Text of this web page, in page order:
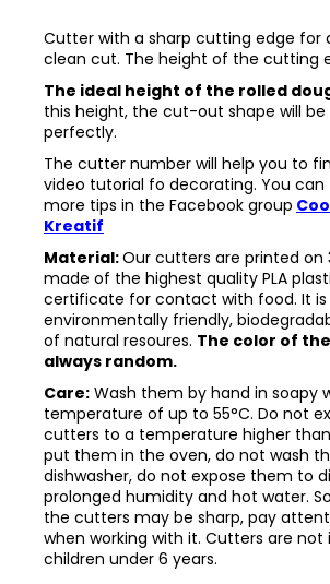
Cutter with a sharp cutting edge for
clean cut. The height of the cutting
The ideal height of the rolled
this height, the cut-out shape will
perfectly.
The cutter number will help you to
video tutorial fo decorating. You can
more tips in the Facebook group
Kreatif
Material:Our cutters are printed on
made of the highest quality PLA
certificate for contact with food. It is
environmentally friendly,
of natural resoures. The color of
always random.
Care: Wash them by hand in soapy
temperature of up to 55°C. Do not
cutters to a temperature higher than
put them in the oven, do not wash
dishwasher, do not expose them to
prolonged humidity and hot water.
the cutters may be sharp, pay
when working with it. Cutters are
children under 6 years.